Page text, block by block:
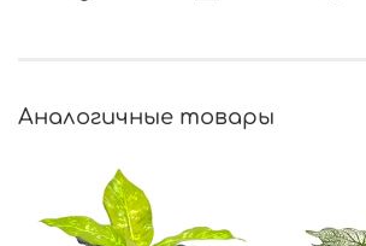
Аналогичные товары